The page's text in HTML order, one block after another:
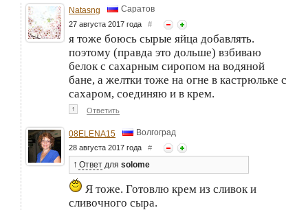
Natasng Саратов
27 августа 2017 года #
я тоже боюсь сырые яйца добавлять.
поэтому (правда это дольше) взбиваю
белок с сахарным сиропом на водяной
бане, а желтки тоже на огне в кастрюльке с
сахаром, соединяю и в крем.
↑ Ответить
08ELENA15 Волгоград
28 августа 2017 года #
↑ Ответ для solome
Я тоже. Готовлю крем из сливок и
сливочного сыра.